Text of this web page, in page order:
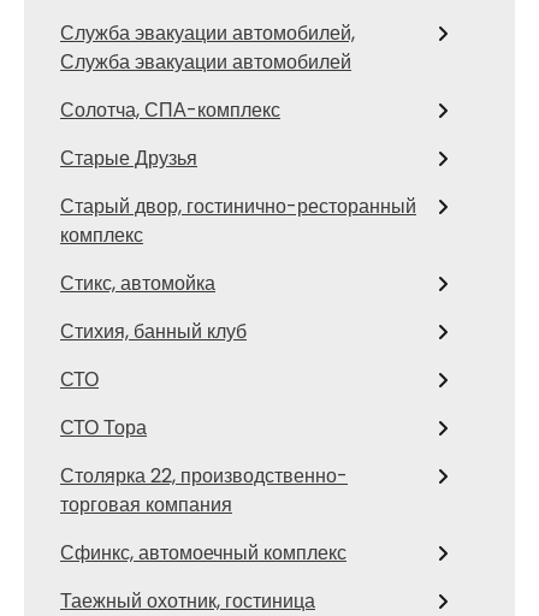
Служба эвакуации автомобилей,
Служба эвакуации автомобилей
Солотча, СПА-комплекс
Старые Друзья
Старый двор, гостинично-ресторанный
комплекс
Стикс, автомойка
Стихия, банный клуб
СТО
СТО Тора
Столярка 22, производственно-
торговая компания
Сфинкс, автомоечный комплекс
Таежный охотник, гостиница